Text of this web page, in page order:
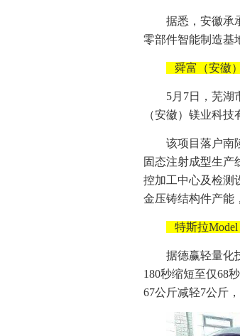
据悉，安徽承
零部件智能制造基
舜富（安徽
5月7日，芜湖
（安徽）镁业科
该项目落户南
固态注射成型生产
控加工中心及检测
金压铸结构件产能
特斯拉
据德赢轻量化
180秒缩短至仅68
67公斤减轻7公斤